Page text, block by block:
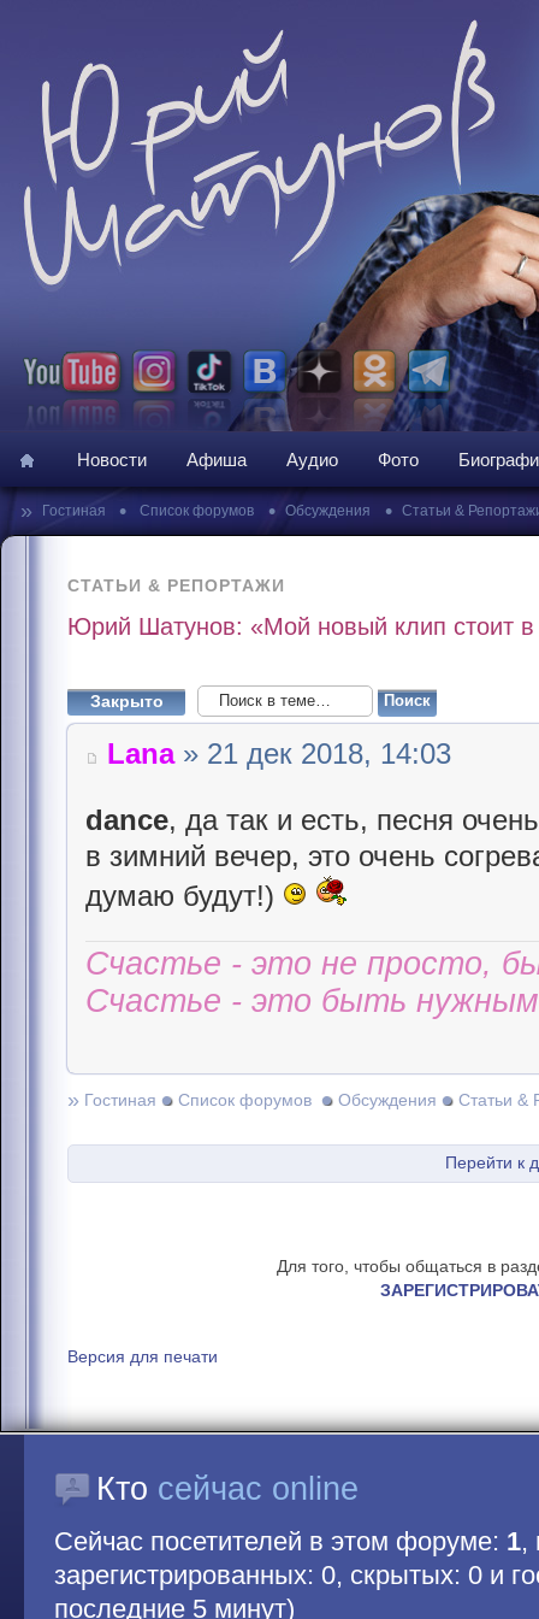
Новости Афиша Аудио Фото
» Гостиная • Список форумов • Обсуждения • Статьи &
СТАТЬИ & РЕПОРТАЖИ
Юрий Шатунов: «Мой новый клип стоит
Закрыто
Lana» 21 дек 2018, 14:03
dance, да так и есть, песня
в зимний вечер, это очень
думаю будут!)
Счастье - это не просто,
Счастье - это быть
» Гостиная Список форумов Обсуждения Статьи &
Перейти к
Для того, чтобы общаться в
Версия для печати
Кто сейчас online
Сейчас посетителей в этом форуме: 1,
зарегистрированных: 0, скрытых: 0 и
последние 5 минут)